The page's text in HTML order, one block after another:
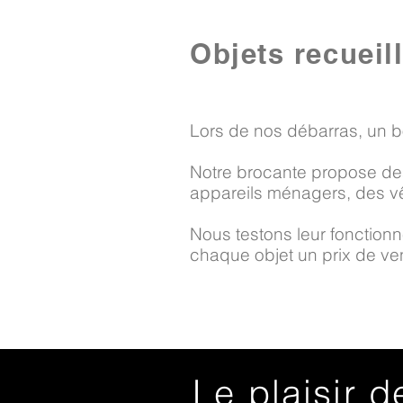
Objets
Lors de nos débarras, un
Notre brocante propose
appareils ménagers, des
Nous testons leur
chaque objet un prix de
Le plaisir